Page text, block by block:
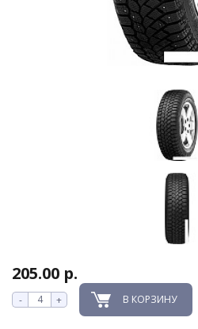
205.00 р.
- + В КОРЗИНУ